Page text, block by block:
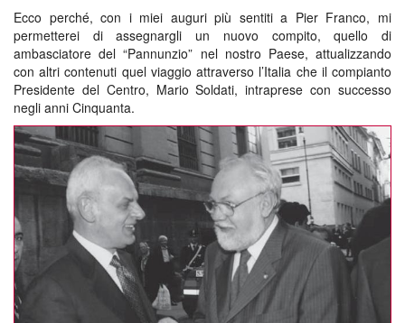
Ecco perché, con i miei auguri più sentiti a Pier Franco, mi
permetterei di assegnargli un nuovo compito, quello di
ambasciatore del “Pannunzio” nel nostro Paese, attualizzando
con altri contenuti quel viaggio attraverso l’Italia che il compianto
Presidente del Centro, Mario Soldati, intraprese con successo
negli anni Cinquanta.